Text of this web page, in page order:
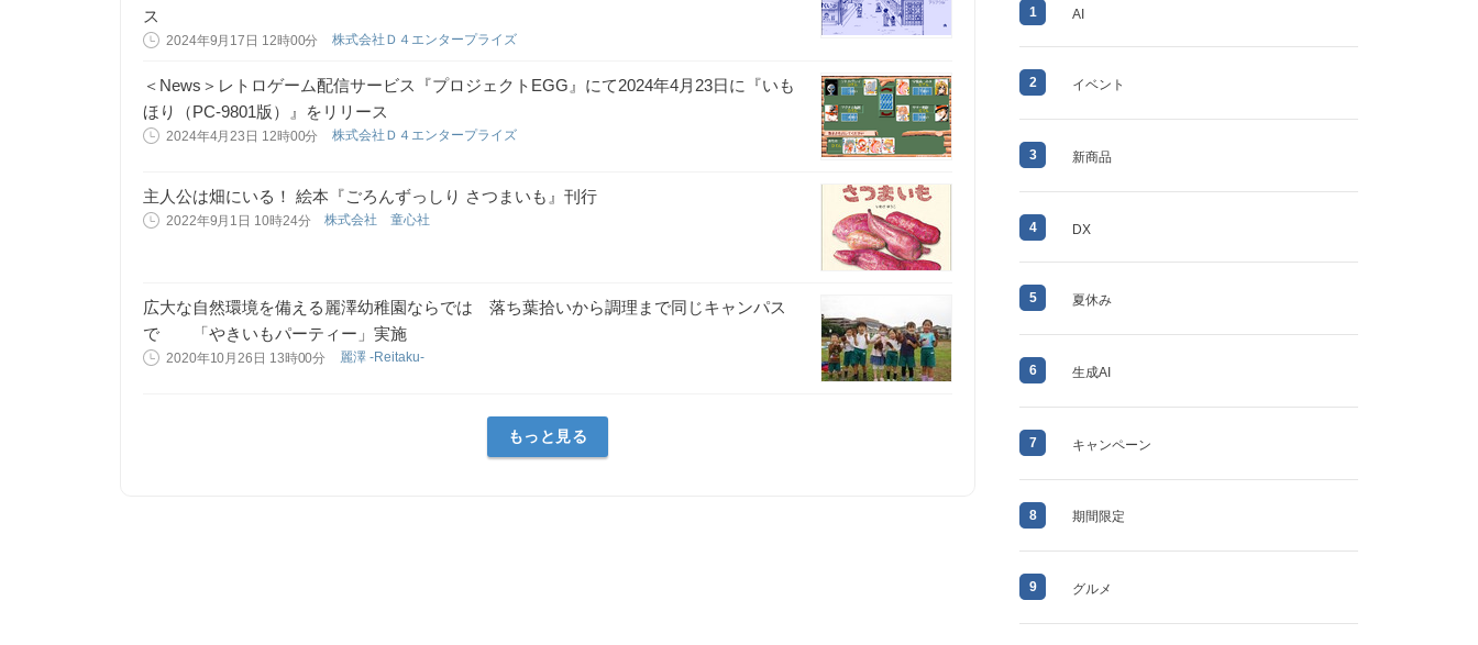
ス
2024年9月17日 12時00分 株式会社Ｄ４エンタープライズ
＜News＞レトロゲーム配信サービス『プロジェクトEGG』にて2024年4月23日に『いも
ほり（PC-9801版）』をリリース
2024年4月23日 12時00分 株式会社Ｄ４エンタープライズ
主人公は畑にいる！ 絵本『ごろんずっしり さつまいも』刊行
2022年9月1日 10時24分 株式会社 童心社
広大な自然環境を備える麗澤幼稚園ならでは 落ち葉拾いから調理まで同じキャンパス
で 「やきいもパーティー」実施
2020年10月26日 13時00分 麗澤 -Reitaku-
もっと見る
1 AI
2 イベント
3 新商品
4 DX
5 夏休み
6 生成AI
7 キャンペーン
8 期間限定
9 グルメ